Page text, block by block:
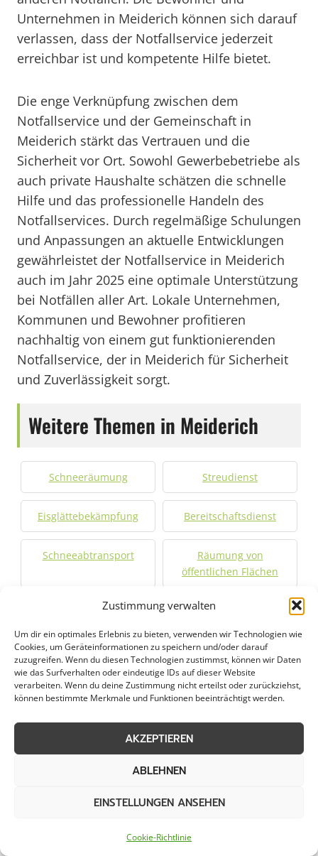
Zustimmung verwalten
Um dir ein optimales Erlebnis zu bieten, verwenden wir Technologien wie
Cookies, um Geräteinformationen zu speichern und/oder darauf
zuzugreifen. Wenn du diesen Technologien zustimmst, können wir Daten
wie das Surfverhalten oder eindeutige IDs auf dieser Website
verarbeiten. Wenn du deine Zustimmung nicht erteilst oder zurückziehst,
können bestimmte Merkmale und Funktionen beeinträchtigt werden.
AKZEPTIEREN
ABLEHNEN
EINSTELLUNGEN ANSEHEN
Cookie-Richtlinie
Unternehmen in Meiderich können sich darauf
verlassen, dass der Notfallservice jederzeit
erreichbar ist und kompetente Hilfe bietet.
Die enge Verknüpfung zwischen dem
Notfallservice und der Gemeinschaft in
Meiderich stärkt das Vertrauen und die
Sicherheit vor Ort. Sowohl Gewerbebetriebe als
auch private Haushalte schätzen die schnelle
Hilfe und das professionelle Handeln des
Notfallservices. Durch regelmäßige Schulungen
und Anpassungen an aktuelle Entwicklungen
gewährleistet der Notfallservice in Meiderich
auch im Jahr 2025 eine optimale Unterstützung
bei Notfällen aller Art. Lokale Unternehmen,
Kommunen und Bewohner profitieren
nachhaltig von einem gut funktionierenden
Notfallservice, der in Meiderich für Sicherheit
und Zuverlässigkeit sorgt.
Weitere Themen in Meiderich
Schneeräumung Streudienst
Eisglättebekämpfung Bereitschaftsdienst
Schneeabtransport
Räumung von
öffentlichen Flächen
Weitere Kategorien in Meiderich
Grünpflege in Meiderich Gartenbau in Meiderich
Graupflege in Meiderich
Meiderich